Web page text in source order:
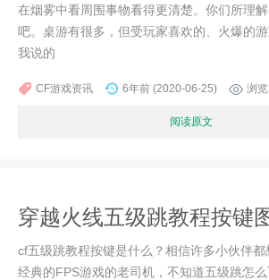
在烟雾中看周围事物看得更清楚。你们所理
吧。桌游有很多，但受玩家喜欢的、火爆的
我说的
CF游戏资讯 6年前 (2020-06-25) 浏览
阅读原文
穿越火线五级跳教程按键
cf五级跳教程按键是什么？相信许多小伙伴
经典的FPS游戏的老司机，不知道五级跳怎